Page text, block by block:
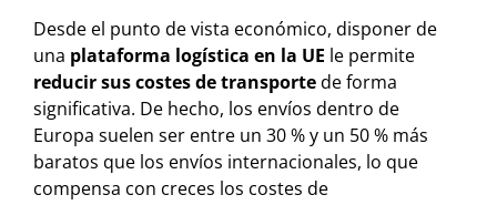
Desde el punto de vista económico, disponer de
una plataforma logística en la UE le permite
reducir sus costes de transportede forma
significativa. De hecho, los envíos dentro de
Europa suelen ser entre un 30 % y un 50 % más
baratos que los envíos internacionales, lo que
compensa con creces los costes de